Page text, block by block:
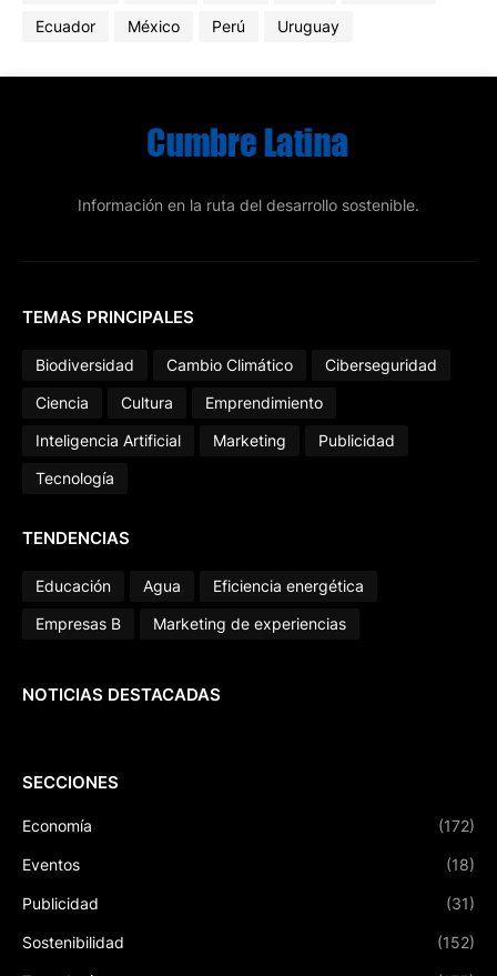
Ecuador
México Perú Uruguay
Información en la ruta del desarrollo sostenible.
TEMAS PRINCIPALES
Biodiversidad Cambio Climático
Ciberseguridad
Ciencia
Cultura
Emprendimiento
Inteligencia Artificial
Marketing
Publicidad
Tecnología
TENDENCIAS
Educación Agua
Eficiencia energética
Empresas B
Marketing de experiencias
NOTICIAS DESTACADAS
SECCIONES
Economía (172)
Eventos (18)
Publicidad (31)
Sostenibilidad (152)